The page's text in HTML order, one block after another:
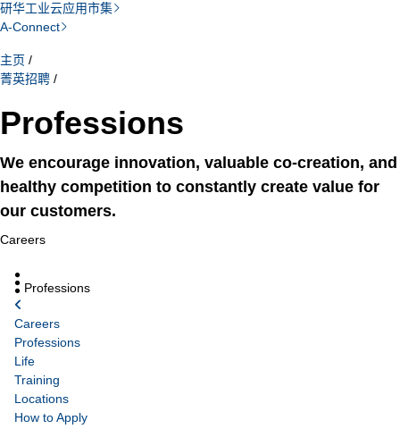
研华工业云应用市集
A-Connect
主页 /
菁英招聘 /
Professions
We encourage innovation, valuable co-creation, and
healthy competition to constantly create value for
our customers.
Careers
Professions
Careers
Professions
Life
Training
Locations
How to Apply